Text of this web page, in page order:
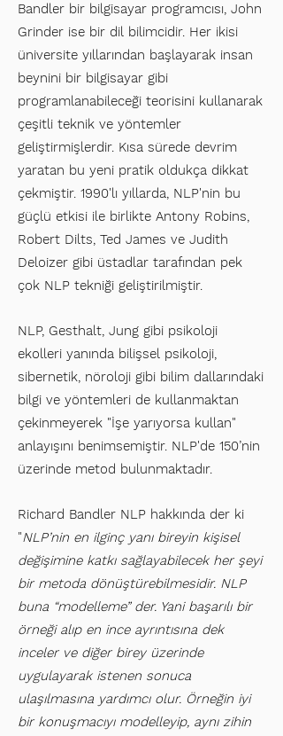
Bandler bir bilgisayar programcısı, John
Grinder ise bir dil bilimcidir. Her ikisi
üniversite yıllarından başlayarak insan
beynini bir bilgisayar gibi
programlanabileceği teorisini kullanarak
çeşitli teknik ve yöntemler
geliştirmişlerdir. Kısa sürede devrim
yaratan bu yeni pratik oldukça dikkat
çekmiştir. 1990'lı yıllarda, NLP'nin bu
güçlü etkisi ile birlikte Antony Robins,
Robert Dilts, Ted James ve Judith
Deloizer gibi üstadlar tarafından pek
çok NLP tekniği geliştirilmiştir.
NLP, Gesthalt, Jung gibi psikoloji
ekolleri yanında bilişsel psikoloji,
sibernetik, nöroloji gibi bilim dallarındaki
bilgi ve yöntemleri de kullanmaktan
çekinmeyerek "İşe yarıyorsa kullan"
anlayışını benimsemiştir. NLP'de 150’nin
üzerinde metod bulunmaktadır.
Richard Bandler NLP hakkında der ki
"NLP’nin en ilginç yanı bireyin kişisel
değişimine katkı sağlayabilecek her şeyi
bir metoda dönüştürebilmesidir. NLP
buna “modelleme” der. Yani başarılı bir
örneği alıp en ince ayrıntısına dek
inceler ve diğer birey üzerinde
uygulayarak istenen sonuca
ulaşılmasına yardımcı olur. Örneğin iyi
bir konuşmacıyı modelleyip, aynı zihin